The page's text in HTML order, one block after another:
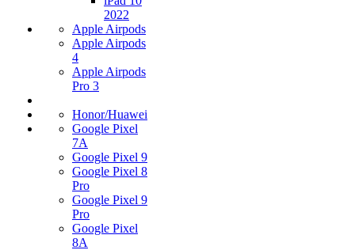
2022
Apple Airpods
Apple Airpods
4
Apple Airpods
Pro 3
Honor/Huawei
Google Pixel
7А
Google Pixel 9
Google Pixel 8
Pro
Google Pixel 9
Pro
Google Pixel
8A